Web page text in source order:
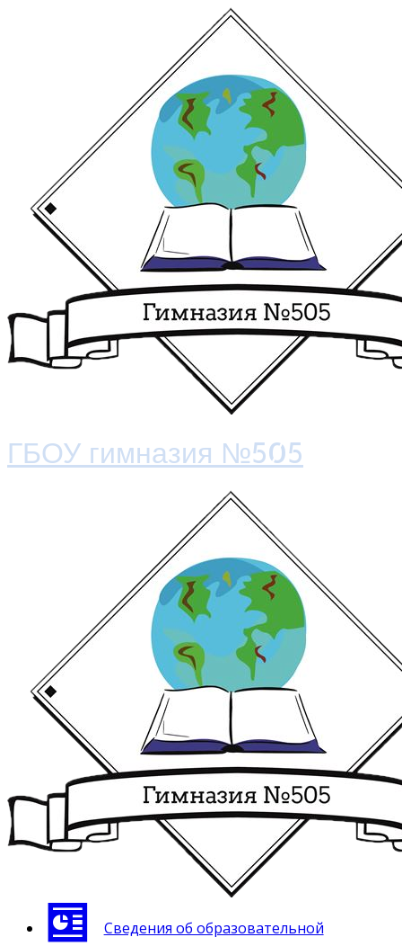
ГБОУ гимназия №505
Сведения об образовательной